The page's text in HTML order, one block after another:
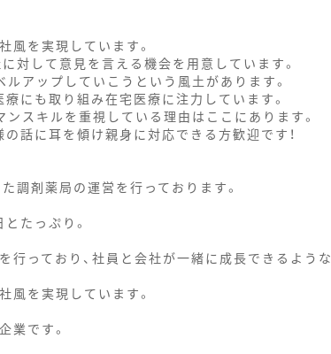
を実現しています。
対して意見を言える機会を用意しています。
アップしていこうという風土があります。
にも取り組み在宅医療に注力しています。
スキルを重視している理由はここにあります。
話に耳を傾け親身に対応できる方歓迎です！
調剤薬局の運営を行っております。
たっぷり。
っており、社員と会社が一緒に成長できるような
を実現しています。
業です。